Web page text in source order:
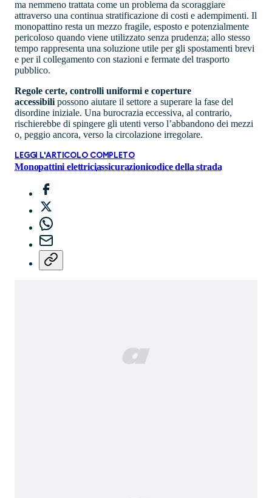
ma nemmeno trattata come un problema da scoraggiare
attraverso una continua stratificazione di costi e adempimenti. Il
monopattino resta un mezzo fragile, esposto e potenzialmente
pericoloso quando viene utilizzato senza prudenza; allo stesso
tempo rappresenta una soluzione utile per gli spostamenti brevi
e per il collegamento con stazioni e fermate del trasporto
pubblico.
Regole certe, controlli uniformi e coperture
accessibili possono aiutare il settore a superare la fase del
disordine iniziale. Una burocrazia eccessiva, al contrario,
rischierebbe di spingere gli utenti verso l’abbandono dei mezzi
o, peggio ancora, verso la circolazione irregolare.
LEGGI L'ARTICOLO COMPLETO
Monopattini elettriciassicurazionicodice della strada